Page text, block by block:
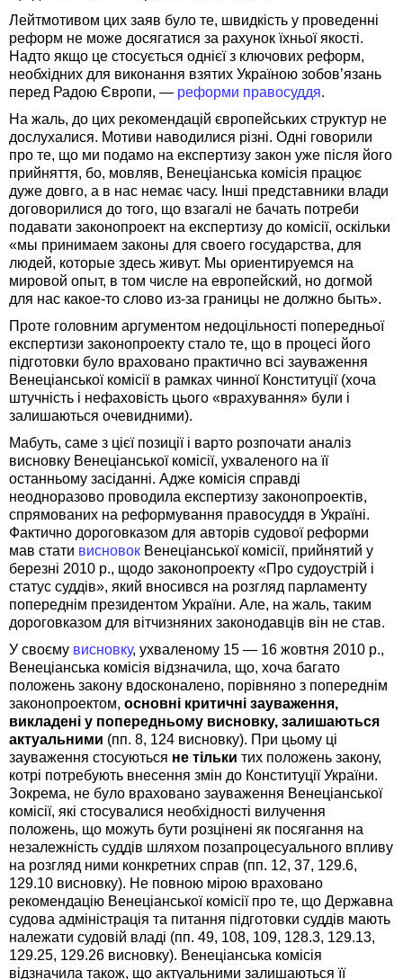
Лейтмотивом цих заяв було те, швидкість у проведенні
реформ не може досягатися за рахунок їхньої якості.
Надто якщо це стосується однієї з ключових реформ,
необхідних для виконання взятих Україною зобов’язань
перед Радою Європи, — реформи правосуддя.
На жаль, до цих рекомендацій європейських структур не
дослухалися. Мотиви наводилися різні. Одні говорили
про те, що ми подамо на експертизу закон уже після його
прийняття, бо, мовляв, Венеціанська комісія працює
дуже довго, а в нас немає часу. Інші представники влади
договорилися до того, що взагалі не бачать потреби
подавати законопроект на експертизу до комісії, оскільки
«мы принимаем законы для своего государства, для
людей, которые здесь живут. Мы ориентируемся на
мировой опыт, в том числе на европейский, но догмой
для нас какое-то слово из-за границы не должно быть».
Проте головним аргументом недоцільності попередньої
експертизи законопроекту стало те, що в процесі його
підготовки було враховано практично всі зауваження
Венеціанської комісії в рамках чинної Конституції (хоча
штучність і нефаховість цього «врахування» були і
залишаються очевидними).
Мабуть, саме з цієї позиції і варто розпочати аналіз
висновку Венеціанської комісії, ухваленого на її
останньому засіданні. Адже комісія справді
неодноразово проводила експертизу законопроектів,
спрямованих на реформування правосуддя в Україні.
Фактично дороговказом для авторів судової реформи
мав стати висновок Венеціанської комісії, прийнятий у
березні 2010 р., щодо законопроекту «Про судоустрій і
статус суддів», який вносився на розгляд парламенту
попереднім президентом України. Але, на жаль, таким
дороговказом для вітчизняних законодавців він не став.
У своєму висновку, ухваленому 15 — 16 жовтня 2010 р.,
Венеціанська комісія відзначила, що, хоча багато
положень закону вдосконалено, порівняно з попереднім
законопроектом, основні критичні зауваження,
викладені у попередньому висновку, залишаються
актуальними (пп. 8, 124 висновку). При цьому ці
зауваження стосуються не тільки тих положень закону,
котрі потребують внесення змін до Конституції України.
Зокрема, не було враховано зауваження Венеціанської
комісії, які стосувалися необхідності вилучення
положень, що можуть бути розцінені як посягання на
незалежність суддів шляхом позапроцесуального впливу
на розгляд ними конкретних справ (пп. 12, 37, 129.6,
129.10 висновку). Не повною мірою враховано
рекомендацію Венеціанської комісії про те, що Державна
судова адміністрація та питання підготовки суддів мають
належати судовій владі (пп. 49, 108, 109, 128.3, 129.13,
129.25, 129.26 висновку). Венеціанська комісія
відзначила також, що актуальними залишаються її